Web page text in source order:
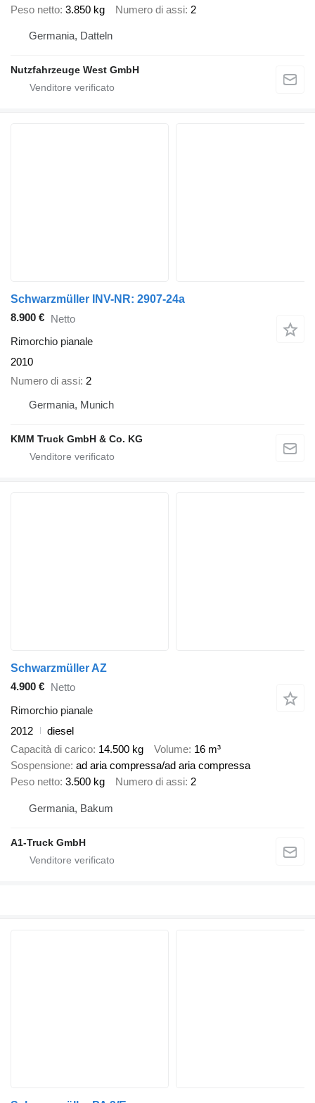
Peso netto 3.850 kg Numero di assi 2
Germania, Datteln
Nutzfahrzeuge West GmbH
Schwarzmüller INV-NR: 2907-24a
8.900 € Netto
Rimorchio pianale
2010
Numero di assi 2
Germania, Munich
KMM Truck GmbH & Co. KG
Schwarzmüller AZ
4.900 € Netto
Rimorchio pianale
2012
diesel
Capacità di carico 14.500 kg Volume 16 m³
Sospensione ad aria compressa/ad aria compressa
Peso netto 3.500 kg Numero di assi 2
Germania, Bakum
A1-Truck GmbH